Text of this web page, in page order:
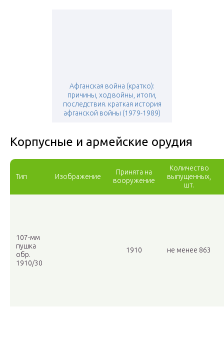
Афганская война (кратко):
причины, ход войны, итоги,
последствия. краткая история
афганской войны (1979-1989)
Корпусные и армейские орудия
Тип Изображение
Принята на
вооружение
Количество
выпущенных,
шт.
107-мм
пушка
обр.
1910/30
1910 не менее 863